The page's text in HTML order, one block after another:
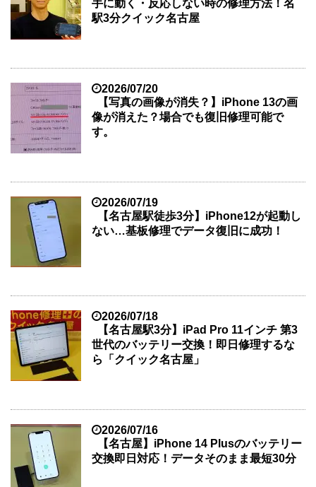
手に動く・反応しない時の修理方法！名
駅3分クイック名古屋
2026/07/20
【写真の画像が消失？】iPhone 13の画
像が消えた？場合でも復旧修理可能で
す。
2026/07/19
【名古屋駅徒歩3分】iPhone12が起動し
ない…基板修理でデータ復旧に成功！
2026/07/18
【名古屋駅3分】iPad Pro 11インチ 第3
世代のバッテリー交換！即日修理するな
ら「クイック名古屋」
2026/07/16
【名古屋】iPhone 14 Plusのバッテリー
交換即日対応！データそのまま最短30分